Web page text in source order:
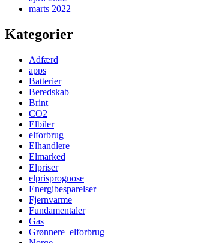
marts 2022
Kategorier
Adfærd
apps
Batterier
Beredskab
Brint
CO2
Elbiler
elforbrug
Elhandlere
Elmarked
Elpriser
elprisprognose
Energibesparelser
Fjernvarme
Fundamentaler
Gas
Grønnere_elforbrug